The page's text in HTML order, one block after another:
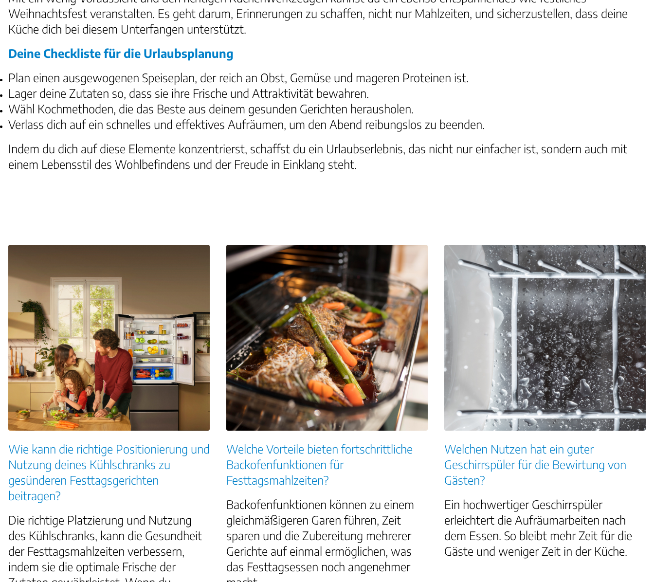
Weihnachtsfest veranstalten. Es geht darum, Erinnerungen zu schaffen, nicht nur Mahlzeiten, und sicherzustellen, dass deine
Küche dich bei diesem Unterfangen unterstützt.
Deine Checkliste für die Urlaubsplanung
Plan einen ausgewogenen Speiseplan, der reich an Obst, Gemüse und mageren Proteinen ist.
Lager deine Zutaten so, dass sie ihre Frische und Attraktivität bewahren.
Wähl Kochmethoden, die das Beste aus deinem gesunden Gerichten herausholen.
Verlass dich auf ein schnelles und effektives Aufräumen, um den Abend reibungslos zu beenden.
Indem du dich auf diese Elemente konzentrierst, schaffst du ein Urlaubserlebnis, das nicht nur einfacher ist, sondern auch mit
einem Lebensstil des Wohlbefindens und der Freude in Einklang steht.
Wie kann die richtige Positionierung und
Nutzung deines Kühlschranks zu
gesünderen Festtagsgerichten
beitragen?
Die richtige Platzierung und Nutzung
des Kühlschranks, kann die Gesundheit
der Festtagsmahlzeiten verbessern,
indem sie die optimale Frische der
Welche Vorteile bieten fortschrittliche
Backofenfunktionen für
Festtagsmahlzeiten?
Backofenfunktionen können zu einem
gleichmäßigeren Garen führen, Zeit
sparen und die Zubereitung mehrerer
Gerichte auf einmal ermöglichen, was
das Festtagsessen noch angenehmer
Welchen Nutzen hat ein guter
Geschirrspüler für die Bewirtung von
Gästen?
Ein hochwertiger Geschirrspüler
erleichtert die Aufräumarbeiten nach
dem Essen. So bleibt mehr Zeit für die
Gäste und weniger Zeit in der Küche.